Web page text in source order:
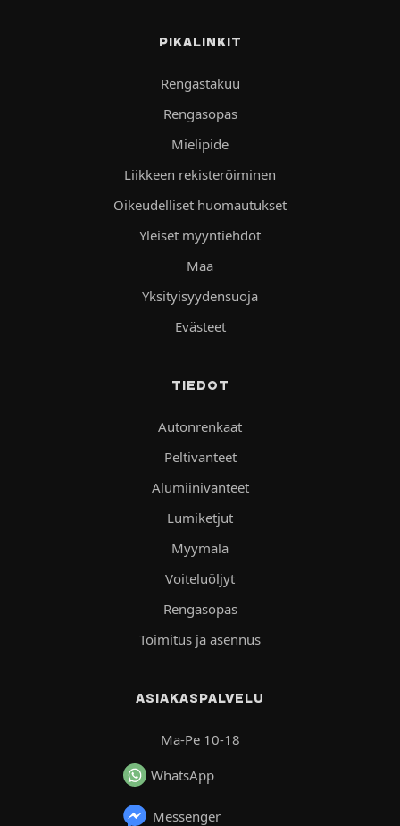
PIKALINKIT
Rengastakuu
Rengasopas
Mielipide
Liikkeen rekisteröiminen
Oikeudelliset huomautukset
Yleiset myyntiehdot
Maa
Yksityisyydensuoja
Evästeet
TIEDOT
Autonrenkaat
Peltivanteet
Alumiinivanteet
Lumiketjut
Myymälä
Voiteluöljyt
Rengasopas
Toimitus ja asennus
ASIAKASPALVELU
Ma-Pe 10-18
WhatsApp
Messenger